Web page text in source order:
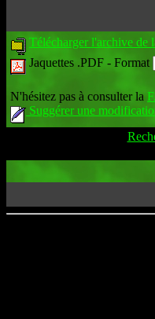
Télécharger l'archive de
Jaquettes .PDF - Format
N'hésitez pas à consulter la
Suggérer une